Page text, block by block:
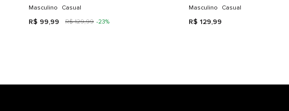
Masculino Casual
R$ 99,99 R$ 129,99 -23%
Masculino Casual
R$ 129,99